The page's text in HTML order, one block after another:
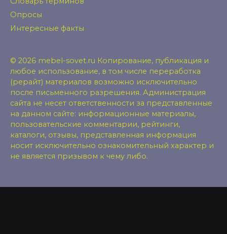
Опросы
Интересные факты
© 2026 mebel-sovet.ru Копирование, публикация и
любое использование, в том числе переработка
(рерайт) материалов возможно исключительно
после письменного разрешения. Администрация
сайта не несет ответственности за представленные
на данном сайте: информационные материалы,
пользовательские комментарии, рейтинги,
каталоги, отзывы, представленная информация
носит исключительно ознакомительный характер и
не является призывом к чему либо.